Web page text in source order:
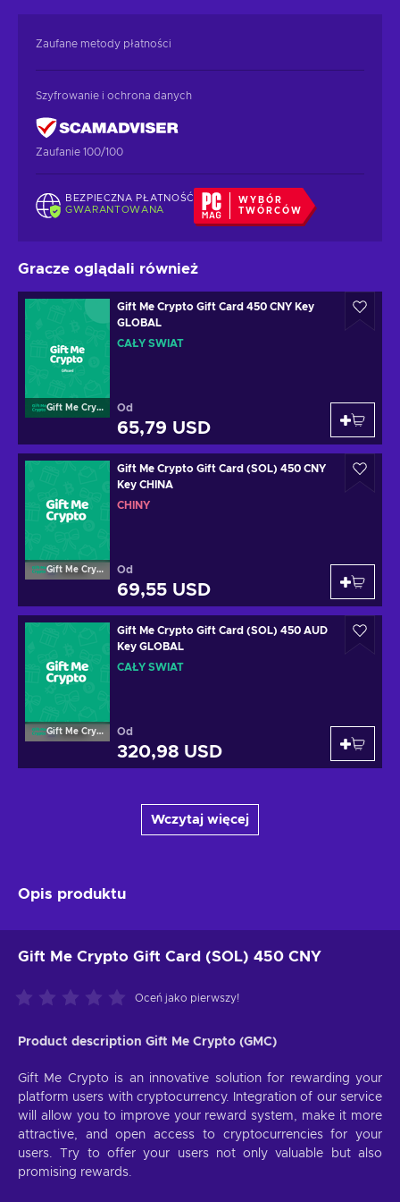
Zaufane metody płatności
Szyfrowanie i ochrona danych
Zaufanie 100/100
BEZPIECZNA PŁATNOŚĆ
GWARANTOWANA
WYBÓR
TWÓRCÓW
Gracze oglądali również
Gift Me Crypto
Gift Me Crypto Gift Card 450 CNY Key
GLOBAL
CAŁY ŚWIAT
Od
65,79 USD
Gift Me Crypto
Gift Me Crypto Gift Card (SOL) 450 CNY
Key CHINA
CHINY
Od
69,55 USD
Gift Me Crypto
Gift Me Crypto Gift Card (SOL) 450 AUD
Key GLOBAL
CAŁY ŚWIAT
Od
320,98 USD
Wczytaj więcej
Opis produktu
Gift Me Crypto Gift Card (SOL) 450 CNY
Oceń jako pierwszy!
Product description Gift Me Crypto (GMC)
Gift Me Crypto is an innovative solution for rewarding your
platform users with cryptocurrency. Integration of our service
will allow you to improve your reward system, make it more
attractive, and open access to cryptocurrencies for your
users. Try to offer your users not only valuable but also
promising rewards.